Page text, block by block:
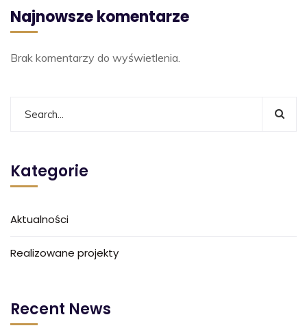
Najnowsze komentarze
Brak komentarzy do wyświetlenia.
Kategorie
Aktualności
Realizowane projekty
Recent News